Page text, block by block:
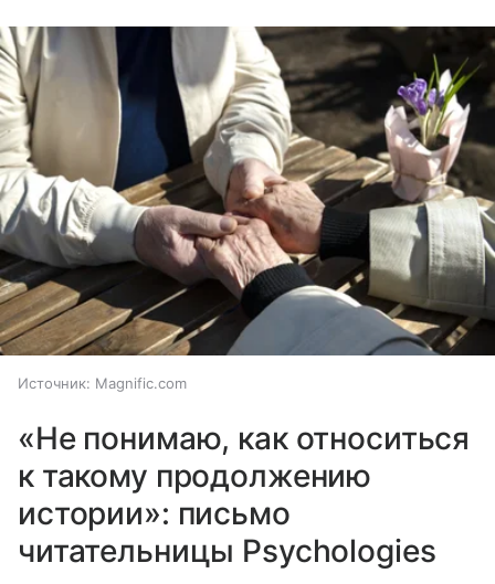
Источник: Magnific.com
«Не понимаю, как относиться
к такому продолжению
истории»: письмо
читательницы Psychologies